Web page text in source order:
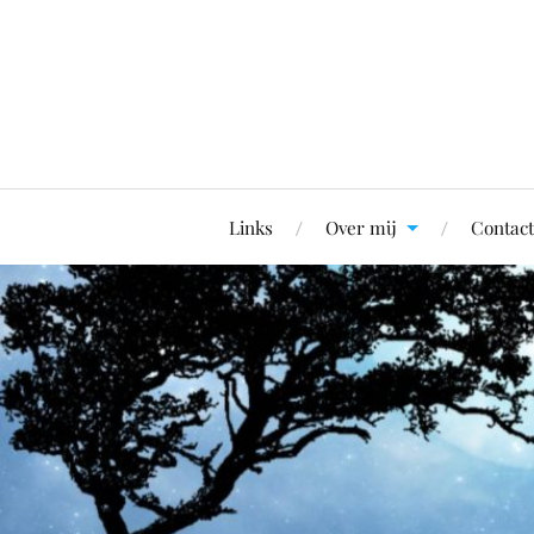
Links Over mij Contact